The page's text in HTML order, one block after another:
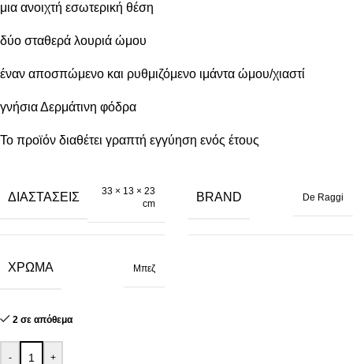
μια ανοιχτή εσωτερική θέση
δύο σταθερά λουριά ώμου
έναν αποσπώμενο και ρυθμιζόμενο ιμάντα ώμου/χιαστί
γνήσια Δερμάτινη φόδρα
Το προϊόν διαθέτει γραπτή εγγύηση ενός έτους
ΔΙΑΣΤΆΣΕΙΣ
33 × 13 × 23
cm
BRAND De Raggi
ΧΡΏΜΑ Μπεζ
2 σε απόθεμα
- +